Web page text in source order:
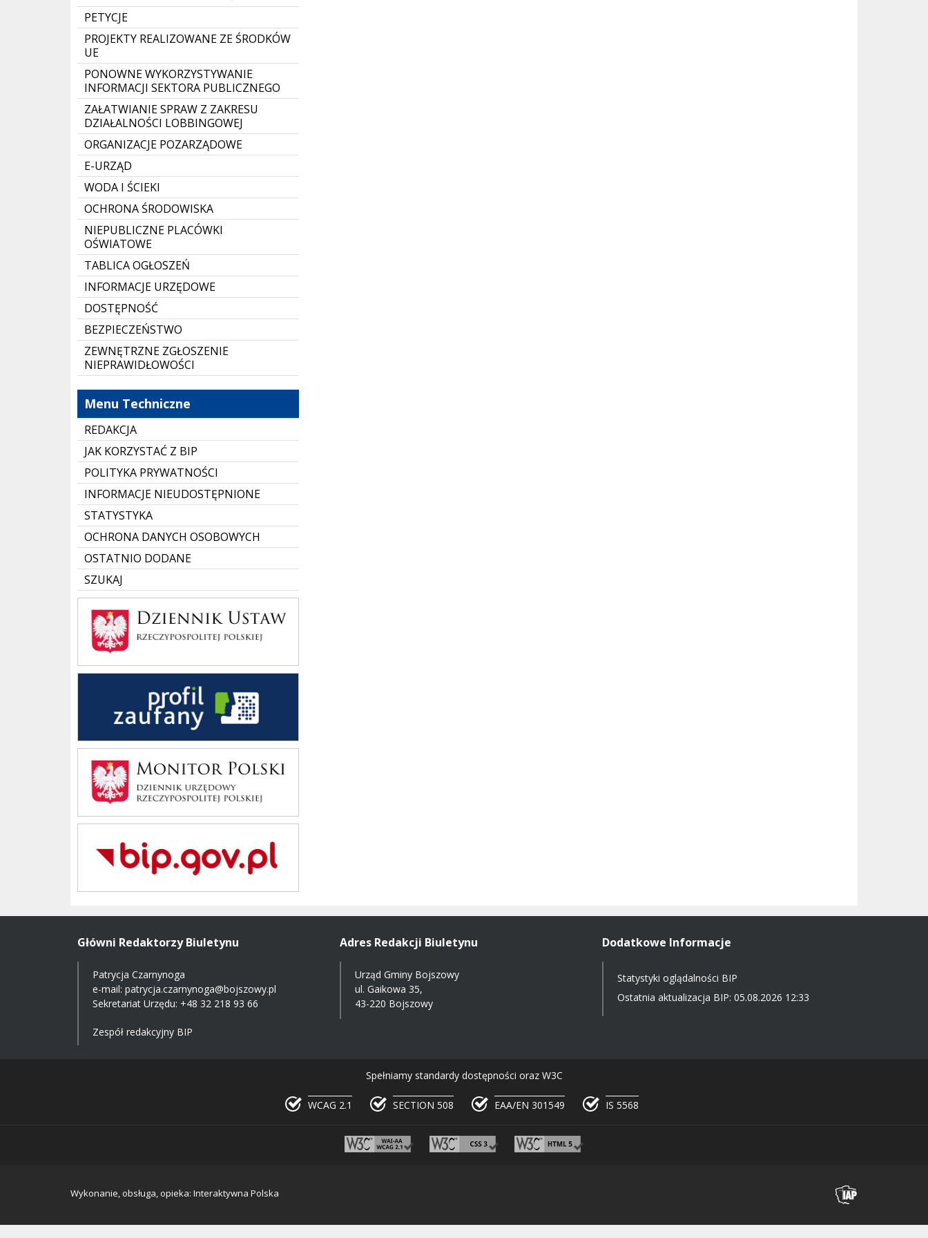
PETYCJE
PROJEKTY REALIZOWANE ZE ŚRODKÓW
UE
PONOWNE WYKORZYSTYWANIE
INFORMACJI SEKTORA PUBLICZNEGO
ZAŁATWIANIE SPRAW Z ZAKRESU
DZIAŁALNOŚCI LOBBINGOWEJ
ORGANIZACJE POZARZĄDOWE
E-URZĄD
WODA I ŚCIEKI
OCHRONA ŚRODOWISKA
NIEPUBLICZNE PLACÓWKI
OŚWIATOWE
TABLICA OGŁOSZEŃ
INFORMACJE URZĘDOWE
DOSTĘPNOŚĆ
BEZPIECZEŃSTWO
ZEWNĘTRZNE ZGŁOSZENIE
NIEPRAWIDŁOWOŚCI
Menu Techniczne
REDAKCJA
JAK KORZYSTAĆ Z BIP
POLITYKA PRYWATNOŚCI
INFORMACJE NIEUDOSTĘPNIONE
STATYSTYKA
OCHRONA DANYCH OSOBOWYCH
OSTATNIO DODANE
SZUKAJ
Dziennik Polski
Profil Zaufany
Monitor Polski
Bip Gov pl
Główni Redaktorzy Biuletynu
Patrycja Czarnynoga
e-mail: patrycja.czarnynoga@bojszowy.pl
Sekretariat Urzędu: +48 32 218 93 66
Zespół redakcyjny BIP
Adres Redakcji Biuletynu
Urząd Gminy Bojszowy
ul. Gaikowa 35,
43-220 Bojszowy
Dodatkowe Informacje
Statystyki oglądalności BIP
Ostatnia aktualizacja BIP: 05.08.2026 12:33
Spełniamy standardy dostępności oraz W3C
WCAG 2.1 SECTION 508 EAA/EN 301549 IS 5568
Wykonanie, obsługa, opieka: Interaktywna Polska